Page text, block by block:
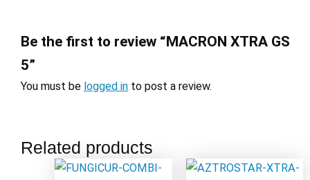
Be the first to review “MACRON XTRA GS
5”
You must be logged in to post a review.
Related products